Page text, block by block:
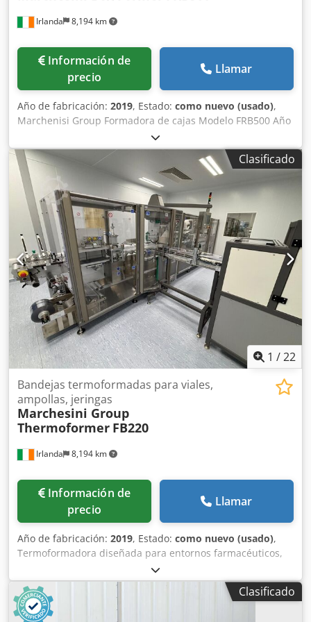
Irlanda 8,194 km
Información de
precio
Llamar
Año de fabricación: 2019, Estado: como nuevo (usado),
Marchenisi Group Formadora de cajas Modelo FRB500 Año
2019 Máquina automática para formado de cajas. Forma
cajas de cartón con estación de cola termofusible Nordson.
- Llenado de cajas con tiras selladas (robot) - Indexado -
Inserción de folleto - Sellado de tapa con cola termofusible
Cedpfjybtnvex Ab Herf - Indexado para impresión
serializada - Salida de cajas
Clasificado
1 /22
Irlanda 8,194 km
Bandejas termoformadas para viales,
ampollas, jeringas
Marchesini Group
Thermoformer FB220
Información de
precio
Llamar
Año de fabricación: 2019, Estado: como nuevo (usado),
Termoformadora diseñada para entornos farmacéuticos,
capaz de termoformar bandejas para viales, ampollas,
jeringas y dispositivos médicos en general, utilizando films
termoformables como PVC, PET, R-PET, Poliestireno (PS), PP,
PLA, etc. Posibilidad de conformado en frío de materiales a
Clasificado